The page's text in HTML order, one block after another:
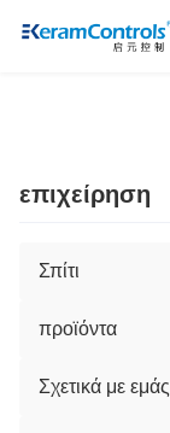
επιχείρηση
Σπίτι
προϊόντα
Σχετικά με εμάς